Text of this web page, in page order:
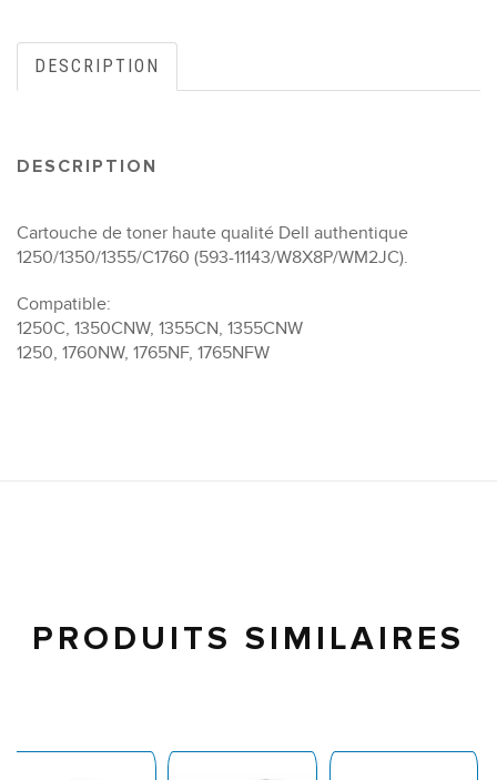
DESCRIPTION
DESCRIPTION
Cartouche de toner haute qualité Dell authentique
1250/1350/1355/C1760 (593-11143/W8X8P/WM2JC).
Compatible:
1250C, 1350CNW, 1355CN, 1355CNW
1250, 1760NW, 1765NF, 1765NFW
PRODUITS SIMILAIRES